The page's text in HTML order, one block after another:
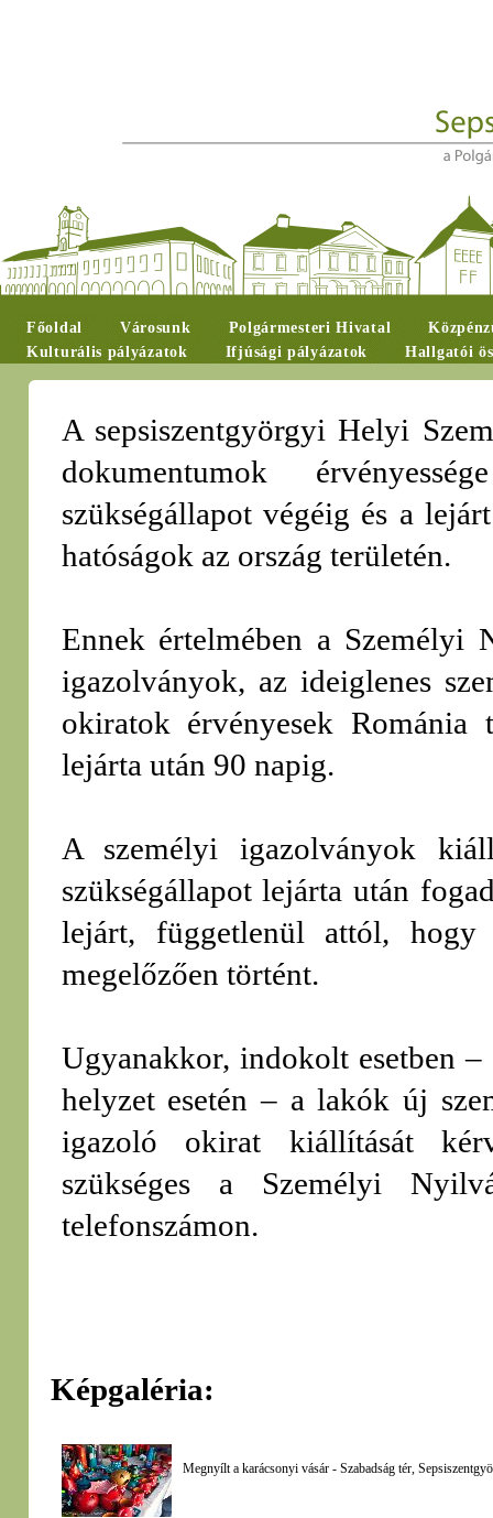
Főoldal Városunk Polgármesteri Hivatal
Kulturális pályázatok
Ifjúsági pályázatok Hallgatói
A sepsiszentgyörgyi Helyi
dokumentumok
szükségállapot végéig és a
hatóságok az ország területén.
Ennek értelmében a
igazolványok, az ideiglenes
okiratok érvényesek Románia
lejárta után 90 napig.
A személyi igazolványok
szükségállapot lejárta után
lejárt, függetlenül attól,
megelőzően történt.
Ugyanakkor, indokolt esetben –
helyzet esetén – a lakók új
igazoló okirat kiállítását
szükséges a Személyi
telefonszámon.
Képgaléria:
Megnyílt a karácsonyi vásár - Szabadság tér,